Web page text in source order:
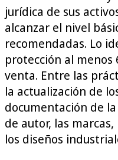
jurídica de sus
alcanzar el nivel
recomendadas. Lo
protección al menos
venta. Entre las
la actualización de
documentación de la
de autor, las
los diseños